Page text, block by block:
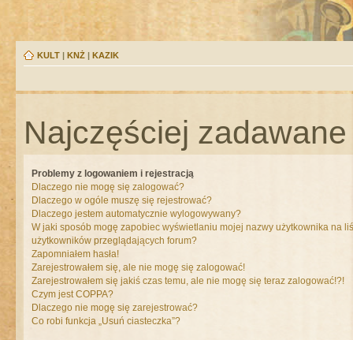
KULT | KNŻ | KAZIK
Najczęściej
Problemy z logowaniem i rejestracją
Dlaczego nie mogę się zalogować?
Dlaczego w ogóle muszę się rejestrować?
Dlaczego jestem automatycznie wylogowywany?
W jaki sposób mogę zapobiec wyświetlaniu mojej nazwy użytkownika na
użytkowników przeglądających forum?
Zapomniałem hasła!
Zarejestrowałem się, ale nie mogę się zalogować!
Zarejestrowałem się jakiś czas temu, ale nie mogę się teraz zalogować!?!
Czym jest COPPA?
Dlaczego nie mogę się zarejestrować?
Co robi funkcja „Usuń ciasteczka”?